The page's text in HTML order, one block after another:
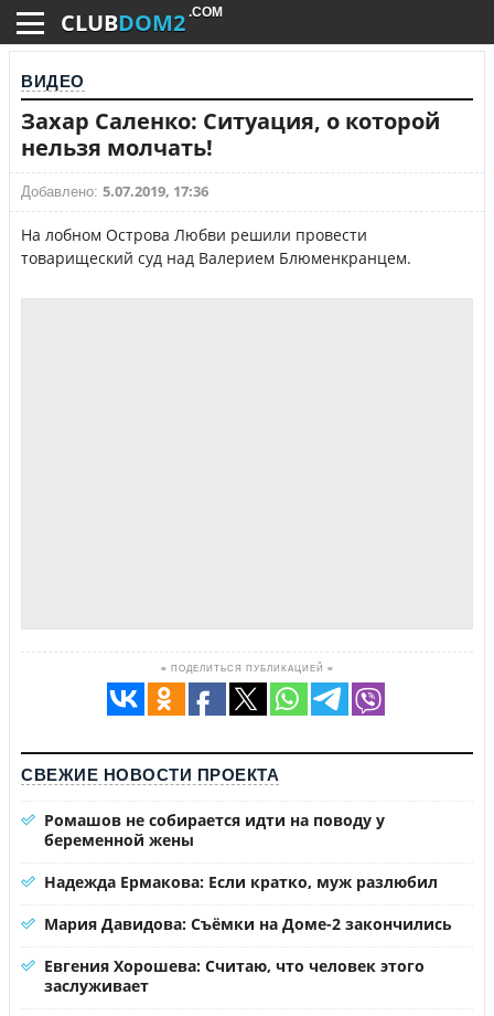
CLUBDOM2 .COM
ВИДЕО
Захар Саленко: Ситуация, о которой
нельзя молчать!
Добавлено: 5.07.2019, 17:36
На лобном Острова Любви решили провести
товарищеский суд над Валерием Блюменкранцем.
≡ ПОДЕЛИТЬСЯ ПУБЛИКАЦИЕЙ ≡
СВЕЖИЕ НОВОСТИ ПРОЕКТА
Ромашов не собирается идти на поводу у
беременной жены
Надежда Ермакова: Если кратко, муж разлюбил
Мария Давидова: Съёмки на Доме-2 закончились
Евгения Хорошева: Считаю, что человек этого
заслуживает